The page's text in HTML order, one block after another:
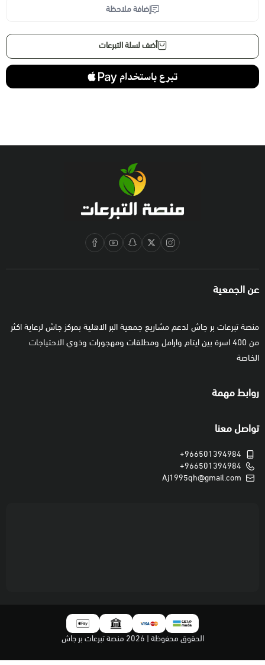
تبرع الآن
إضافة ملاحظة
أضف لسلة التبرعات
عن الجمعية
منصة تبرعات بر جاش لدعم مشاريع جمعية البر الاهلية بمركز جاش لرعاية اكثر
من 400 اسرة بين ايتام وارامل ومطلقات ومهجورات وذوي الاحتياجات
الخاصة
روابط مهمة
تواصل معنا
+966501394984
+966501394984
Aj1995qh@gmail.com
الحقوق محفوظة | 2026 منصة تبرعات بر جاش